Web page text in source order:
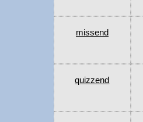
missend
quizzend